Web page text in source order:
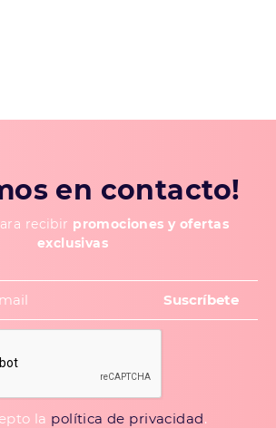
en contacto!
recibir promociones y ofertas
exclusivas
la política de privacidad.